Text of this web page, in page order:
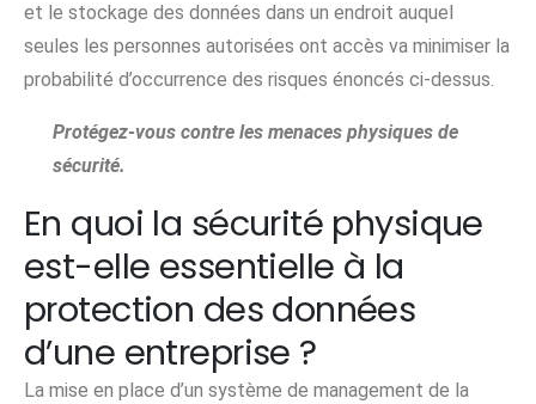
et le stockage des données dans un endroit auquel
seules les personnes autorisées ont accès va minimiser la
probabilité d’occurrence des risques énoncés ci-dessus.
Protégez-vous contre les menaces physiques de
sécurité.
En quoi la sécurité physique
est-elle essentielle à la
protection des données
d’une entreprise ?
La mise en place d’un système de management de la